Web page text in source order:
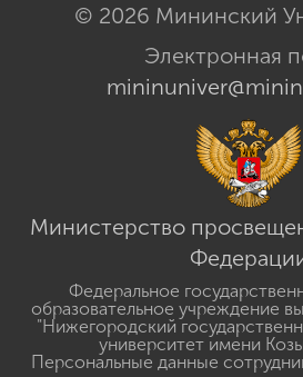
© 2026 Мининский
Электронная
Министерство
Федеральное
образовательное учреждение
"Нижегородский
университет имени
Персональные данные